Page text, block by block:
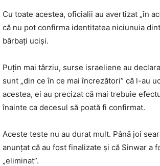
Cu toate acestea, oficialii au avertizat „în
că nu pot confirma identitatea niciunuia
bărbați uciși.
Puțin mai târziu, surse israeliene au
sunt „din ce în ce mai încrezători” că l-au
acestea, ei au precizat că mai trebuie
înainte ca decesul să poată fi confirmat.
Aceste teste nu au durat mult. Până joi
anunțat că au fost finalizate și că Sinwar a
„eliminat”.